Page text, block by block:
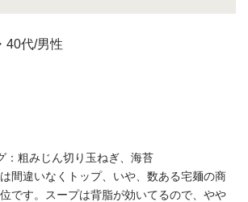
・40代/男性
：粗みじん切り玉ねぎ、海苔
間違いなくトップ、いや、数ある宅麺の商
です。スープは背脂が効いてるので、やや